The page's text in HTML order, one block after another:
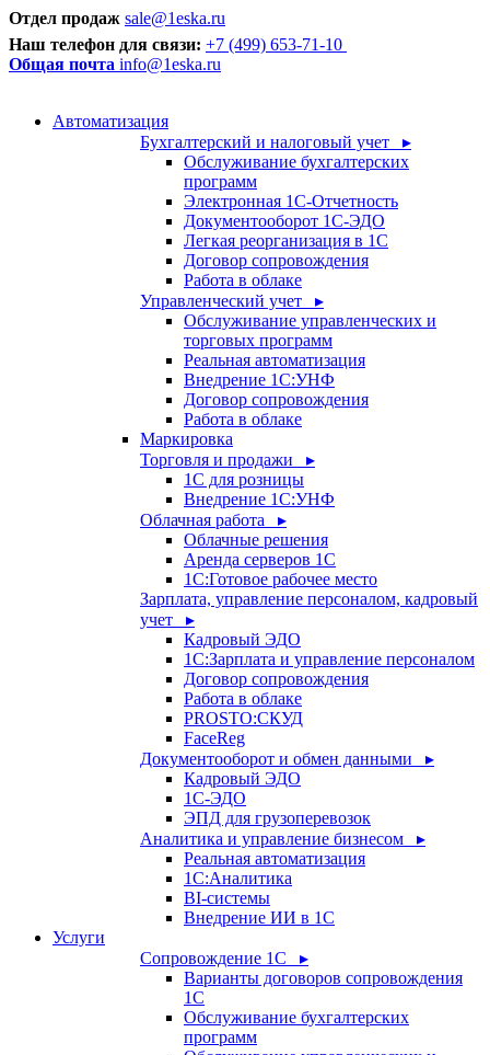
Отдел продаж sale@1eska.ru
Наш телефон для связи: +7 (499) 653-71-10
Общая почта info@1eska.ru
Автоматизация
Бухгалтерский и налоговый учет ▸
Обслуживание бухгалтерских
программ
Электронная 1С-Отчетность
Документооборот 1С-ЭДО
Легкая реорганизация в 1С
Договор сопровождения
Работа в облаке
Управленческий учет ▸
Обслуживание управленческих и
торговых программ
Реальная автоматизация
Внедрение 1С:УНФ
Договор сопровождения
Работа в облаке
Маркировка
Торговля и продажи ▸
1С для розницы
Внедрение 1С:УНФ
Облачная работа ▸
Облачные решения
Аренда серверов 1С
1C:Готовое рабочее место
Зарплата, управление персоналом, кадровый
учет ▸
Кадровый ЭДО
1С:Зарплата и управление персоналом
Договор сопровождения
Работа в облаке
PROSTO:СКУД
FaceReg
Документооборот и обмен данными ▸
Кадровый ЭДО
1С-ЭДО
ЭПД для грузоперевозок
Аналитика и управление бизнесом ▸
Реальная автоматизация
1С:Аналитика
BI-системы
Внедрение ИИ в 1С
Услуги
Сопровождение 1С ▸
Варианты договоров сопровождения
1С
Обслуживание бухгалтерских
программ